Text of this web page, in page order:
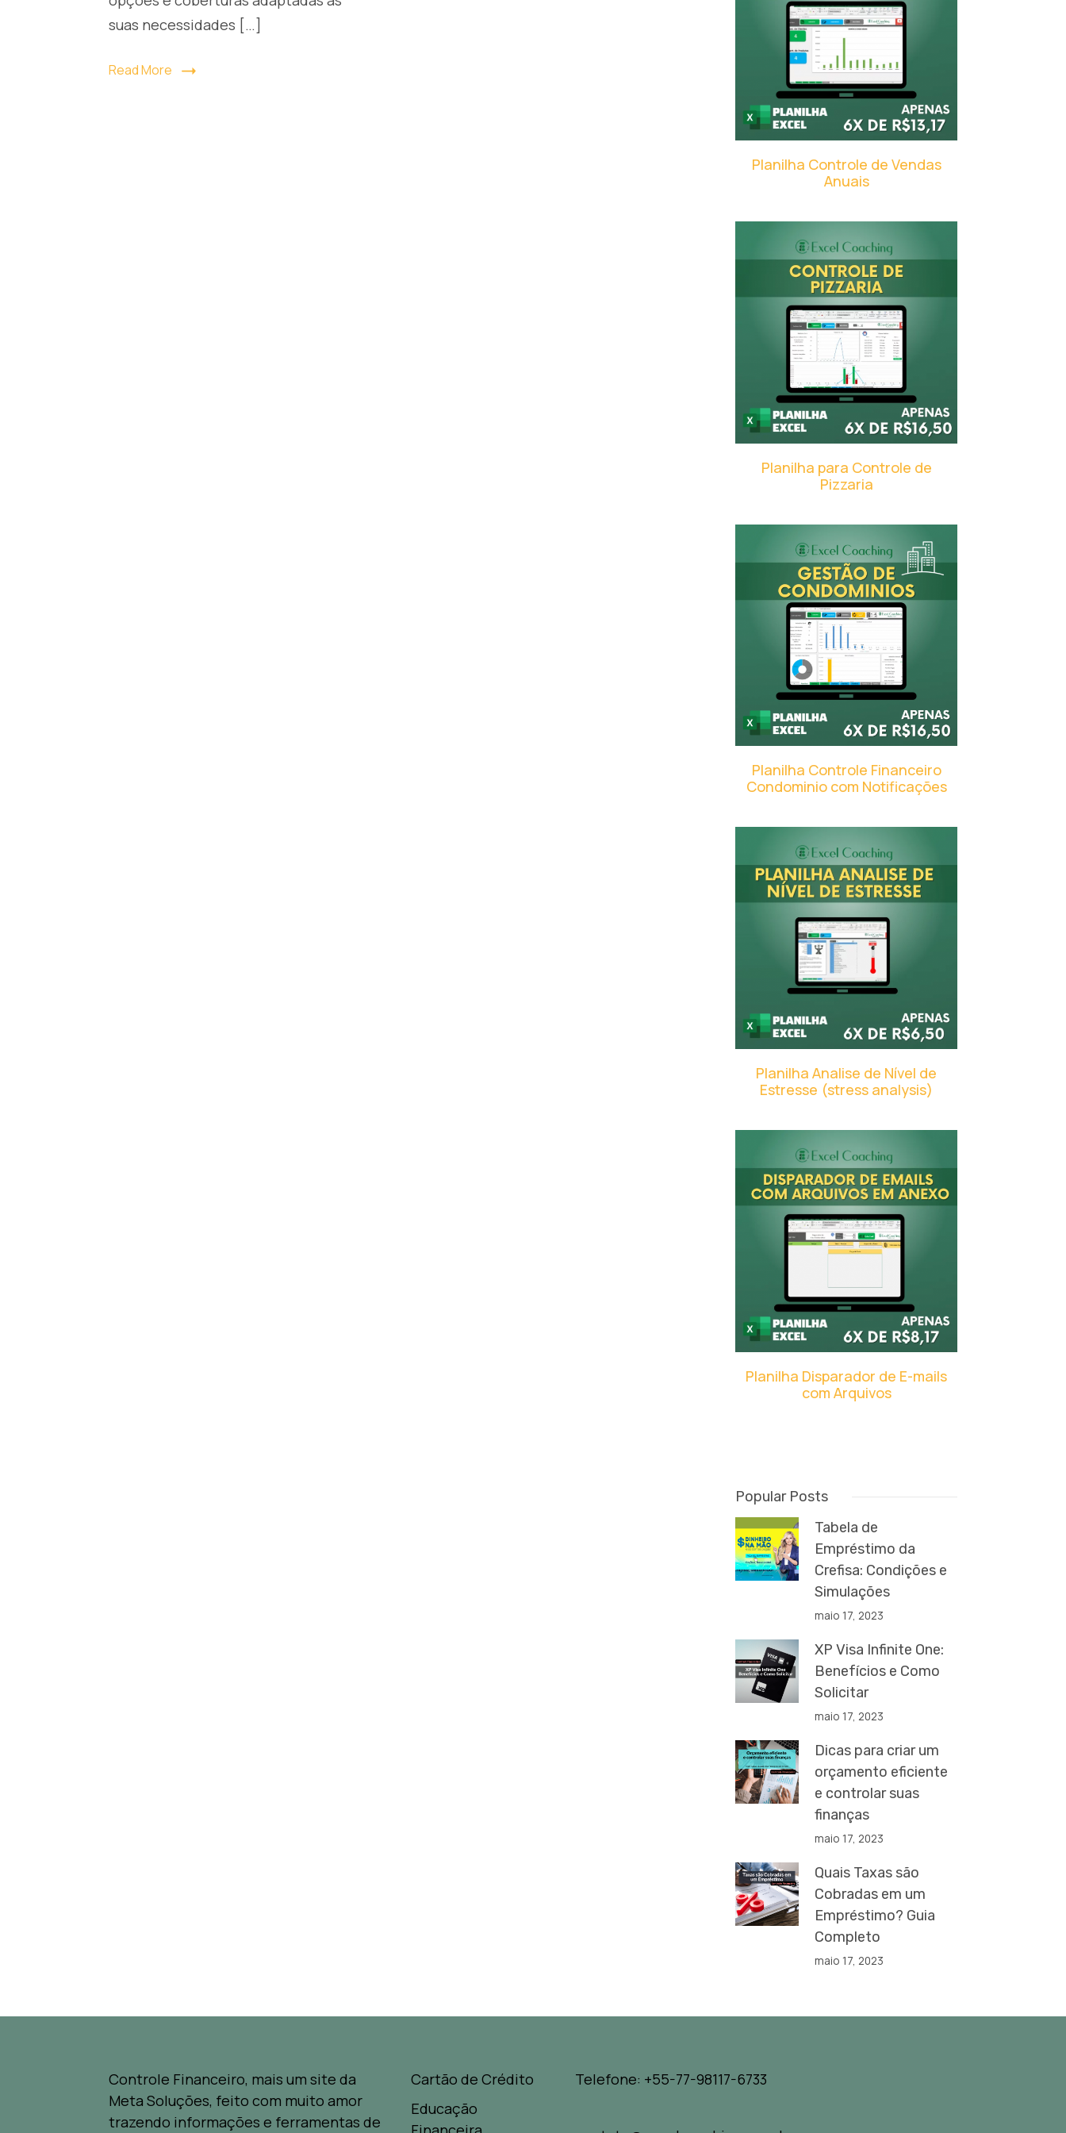
suas necessidades […]
Read More
Planilha Controle de Vendas
Anuais
Planilha para Controle de
Pizzaria
Planilha Controle Financeiro
Condominio com Notificações
Planilha Analise de Nível de
Estresse (stress analysis)
Planilha Disparador de E-mails
com Arquivos
Popular Posts
Tabela de
Empréstimo da
Crefisa: Condições e
Simulações
maio 17, 2023
XP Visa Infinite One:
Benefícios e Como
Solicitar
maio 17, 2023
Dicas para criar um
orçamento eficiente
e controlar suas
finanças
maio 17, 2023
Quais Taxas são
Cobradas em um
Empréstimo? Guia
Completo
maio 17, 2023
Controle Financeiro, mais um site da
Meta Soluções, feito com muito amor
trazendo informações e ferramentas de
Cartão de Crédito
Educação
Telefone: +55-77-98117-6733